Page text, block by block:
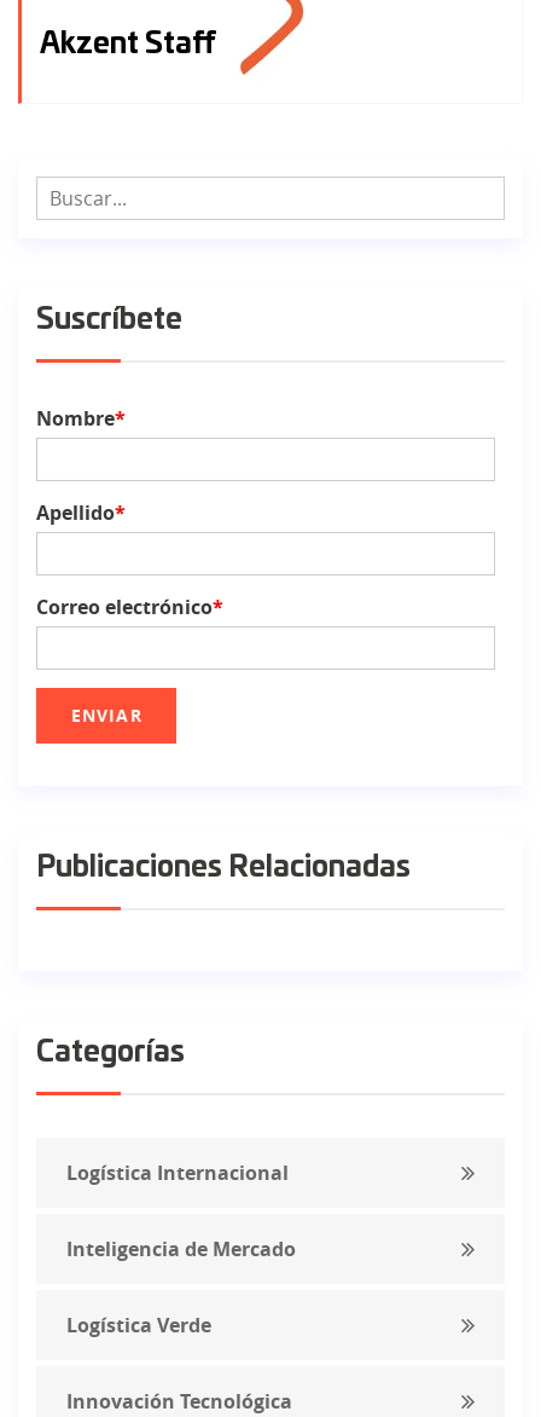
Akzent Staff
Suscríbete
Nombre*
Apellido*
Correo electrónico*
Publicaciones Relacionadas
Categorías
Logística Internacional
Inteligencia de Mercado
Logística Verde
Innovación Tecnológica